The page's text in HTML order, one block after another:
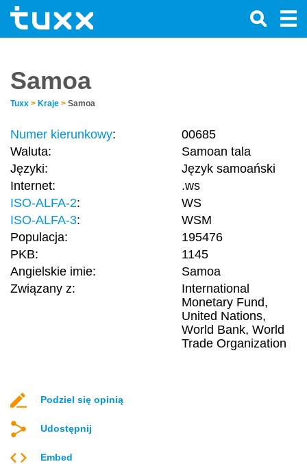
Samoa
Tuxx > Kraje > Samoa
Numer kierunkowy:
00685
Waluta:
Samoan tala
Języki:
Język samoański
Internet:
.ws
ISO-ALFA-2:
WS
ISO-ALFA-3:
WSM
Populacja:
195476
PKB:
1145
Angielskie imie:
Samoa
Związany z:
International
Monetary Fund,
United Nations,
World Bank, World
Trade Organization
Podziel się opinią
Udostępnij
Embed